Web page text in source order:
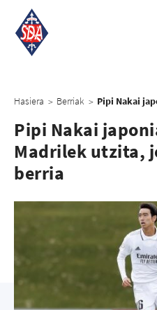
Hasiera > Berriak >
Pipi Nakai
Madrilek utzita,
berria